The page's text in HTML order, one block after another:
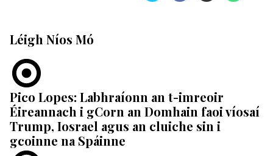
Léigh Níos Mó
Pico Lopes: Labhraíonn an t-imreoir
Éireannach i gCorn an Domhain faoi víosaí
Trump, Iosrael agus an cluiche sin i
gcoinne na Spáinne